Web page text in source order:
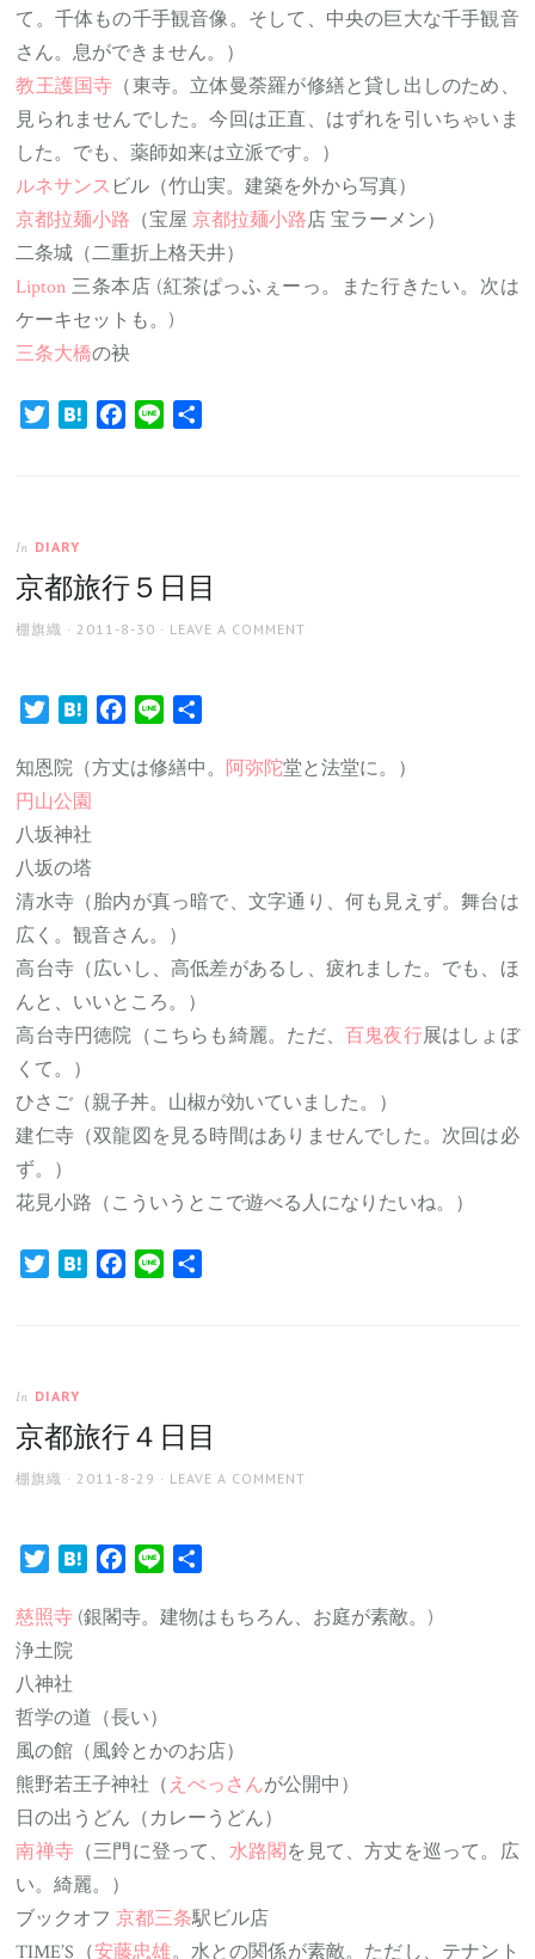
て。千体もの千手観音像。そして、中央の巨大な千手観音
さん。息ができません。）
教王護国寺 （東寺。立体曼荼羅が修繕と貸し出しのため、
見られませんでした。今回は正直、はずれを引いちゃいま
した。でも、薬師如来は立派です。）
ルネサンス ビル（竹山実。建築を外から写真）
京都拉麺小路 （宝屋京都拉麺小路店 宝ラーメン）
二条城（二重折上格天井）
Lipton 三条本店 (紅茶ぱっふぇーっ。また行きたい。次は
ケーキセットも。)
三条大橋の袂
TwitterHatenaFacebook
Line
In DIARY
京都旅行５日目
AUTHOR
棚旗織
POSTED
2011-8-30 LEAVE A COMMENT
TwitterHatenaFacebook
Line
知恩院（方丈は修繕中。 阿弥陀堂と法堂に。）
円山公園
八坂神社
八坂の塔
清水寺（胎内が真っ暗で、文字通り、何も見えず。舞台は
広く。観音さん。）
高台寺（広いし、高低差があるし、疲れました。でも、ほ
んと、いいところ。）
高台寺円徳院（こちらも綺麗。ただ、 百鬼夜行展はしょぼ
くて。）
ひさご（親子丼。山椒が効いていました。）
建仁寺（双龍図を見る時間はありませんでした。次回は必
ず。）
花見小路（こういうとこで遊べる人になりたいね。）
TwitterHatenaFacebook
Line
In DIARY
京都旅行４日目
AUTHOR
棚旗織
POSTED
2011-8-29 LEAVE A COMMENT
TwitterHatenaFacebook
Line
慈照寺 (銀閣寺。建物はもちろん、お庭が素敵。)
浄土院
八神社
哲学の道（長い）
風の館（風鈴とかのお店）
熊野若王子神社（えべっさんが公開中）
日の出うどん（カレーうどん）
南禅寺 （三門に登って、 水路閣を見て、方丈を巡って。広
い。綺麗。）
ブックオフ京都三条駅ビル店
TIME’S（安藤忠雄。水との関係が素敵。ただし、テナント